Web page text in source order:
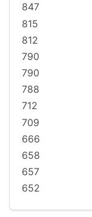
847
815
812
790
790
788
712
709
666
658
657
652